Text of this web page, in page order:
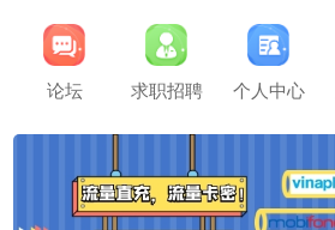
论坛 求职招聘 个人中心